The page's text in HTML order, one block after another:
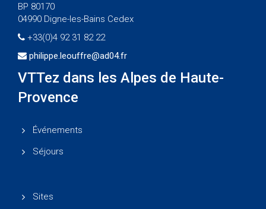
BP 80170
04990 Digne-les-Bains Cedex
+33(0)4 92 31 82 22
philippe.leouffre@ad04.fr
VTTez dans les Alpes de Haute-
Provence
Événements
Séjours
Sites